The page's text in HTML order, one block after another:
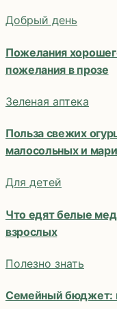
Добрый день
Пожелания
пожелания в прозе
Зеленая аптека
Польза свежих
малосольных и
Для детей
Что едят белые
взрослых
Полезно знать
Семейный бюджет: